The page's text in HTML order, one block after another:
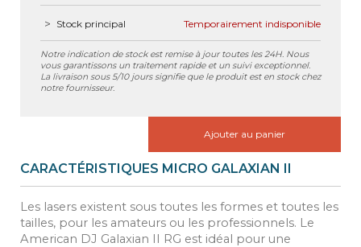
Stock principal Temporairement indisponible
Notre indication de stock est remise à jour toutes les 24H. Nous
vous garantissons un traitement rapide et un suivi exceptionnel.
La livraison sous 5/10 jours signifie que le produit est en stock chez
notre fournisseur.
Ajouter au panier
CARACTÉRISTIQUES MICRO GALAXIAN II
Les lasers existent sous toutes les formes et toutes les
tailles, pour les amateurs ou les professionnels. Le
American DJ Galaxian II RG est idéal pour une